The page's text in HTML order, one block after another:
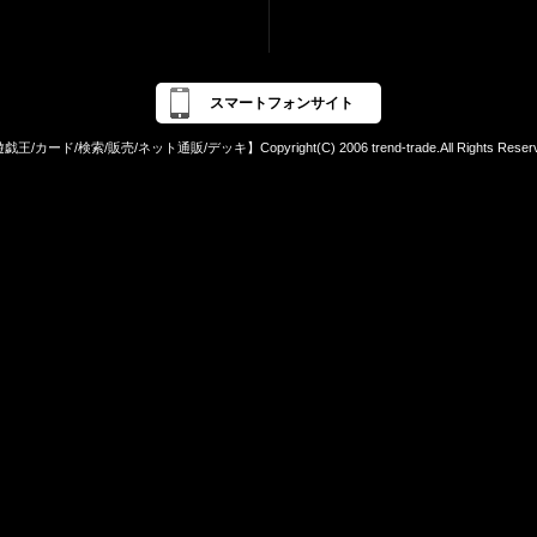
スマートフォンサイト
戯王/カード/検索/販売/ネット通販/デッキ】Copyright(C) 2006 trend-trade.All Rights